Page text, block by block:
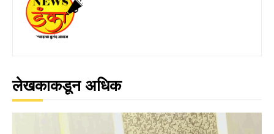
लेखकाकडून अधिक